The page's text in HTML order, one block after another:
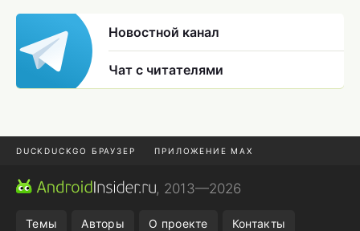
Новостной канал
Чат с читателями
DUCKDUCKGO БРАУЗЕР ПРИЛОЖЕНИЕ MAX
ПРИЛОЖЕНИЯ ANDROID
, 2013—2026
Темы Авторы О проекте Контакты